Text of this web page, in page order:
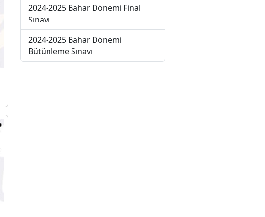
2024-2025 Bahar Dönemi Final
Sınavı
2024-2025 Bahar Dönemi
Bütünleme Sınavı